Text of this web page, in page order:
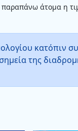
άτομα η
κατόπιν
της